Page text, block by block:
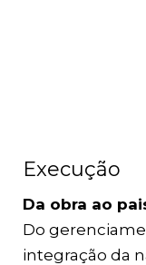
Execução
Da obra ao
Do
integração da